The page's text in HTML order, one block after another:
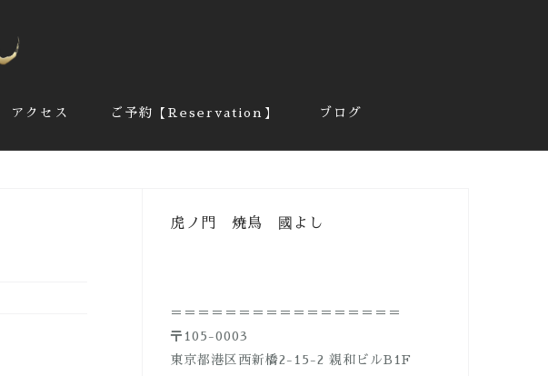
アクセス ご予約【Reservation】 ブログ
虎ノ門 焼鳥 國よし
＝＝＝＝＝＝＝＝＝＝＝＝＝＝＝＝＝
〒105-0003
東京都港区西新橋2-15-2 親和ビルB1F